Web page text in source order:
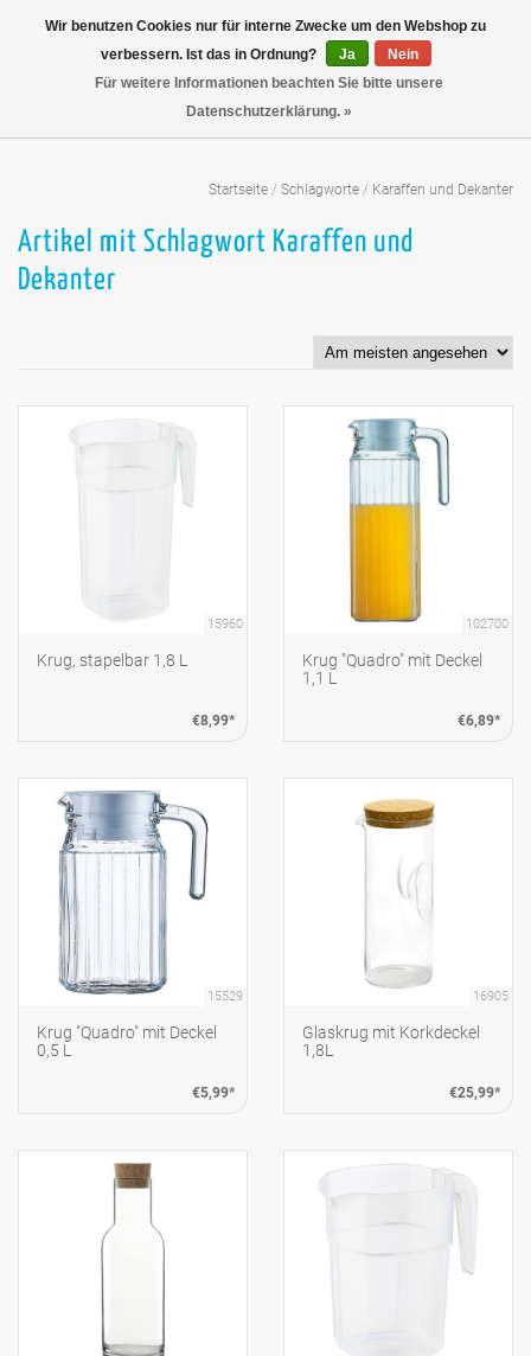
Startseite / Schlagworte / Karaffen und Dekanter
Artikel mit Schlagwort Karaffen und
Dekanter
15960
Krug, stapelbar 1,8 L
€8,99*
102700
Krug "Quadro" mit Deckel
1,1 L
€6,89*
15529
Krug "Quadro" mit Deckel
0,5 L
€5,99*
16905
Glaskrug mit Korkdeckel
1,8L
€25,99*
Wir benutzen Cookies nur für interne Zwecke um den Webshop zu
verbessern. Ist das in Ordnung?
Ja
Nein
Für weitere Informationen beachten Sie bitte unsere
Datenschutzerklärung. »